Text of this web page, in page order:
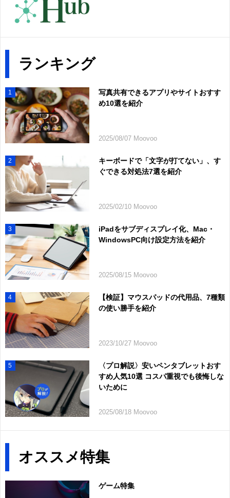
ランキング
1
写真共有できるアプリやサイトおすす
め10選を紹介
2025/08/07 Moovoo
2
キーボードで「文字が打てない」、す
ぐできる対処法7選を紹介
2025/02/10 Moovoo
3
iPadをサブディスプレイ化、Mac・
WindowsPC向け設定方法を紹介
2025/08/15 Moovoo
4
【検証】マウスパッドの代用品、7種類
の使い勝手を紹介
2023/10/27 Moovoo
5
〈プロ解説〉安いペンタブレットおす
すめ人気10選 コスパ重視でも後悔しな
いために
2025/08/18 Moovoo
オススメ特集
ゲーム特集